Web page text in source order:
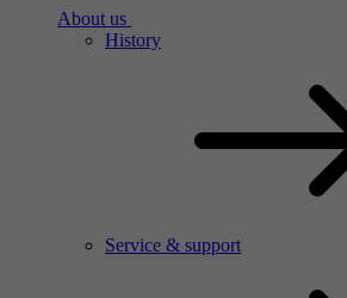
About us
History
Service & support